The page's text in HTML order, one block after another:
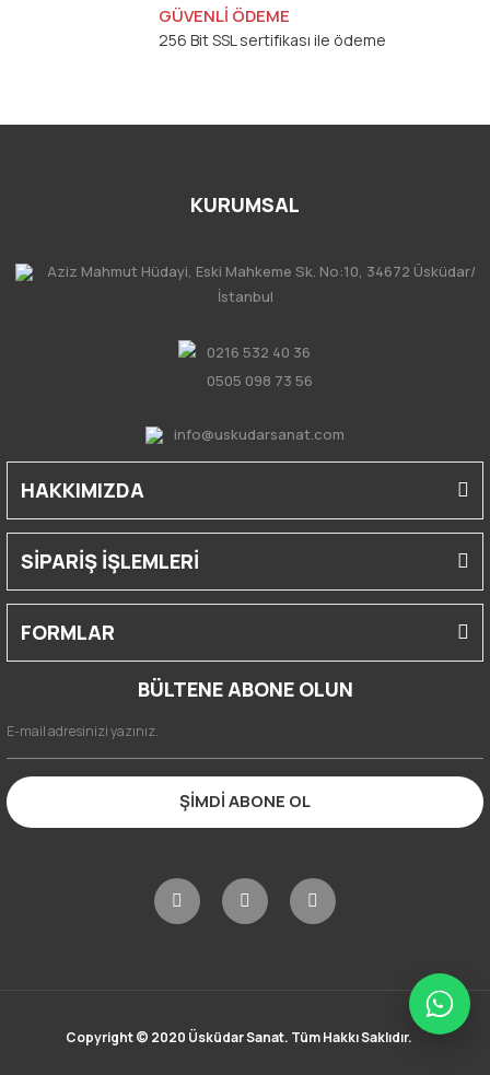
GÜVENLİ ÖDEME
256 Bit SSL sertifikası ile ödeme
KURUMSAL
Aziz Mahmut Hüdayi, Eski Mahkeme Sk. No:10, 34672 Üsküdar/
İstanbul
0216 532 40 36
0505 098 73 56
info@uskudarsanat.com
HAKKIMIZDA
SİPARİŞ İŞLEMLERİ
FORMLAR
BÜLTENE ABONE OLUN
ŞİMDİ ABONE OL
Copyright © 2020 Üsküdar Sanat. Tüm Hakkı Saklıdır.